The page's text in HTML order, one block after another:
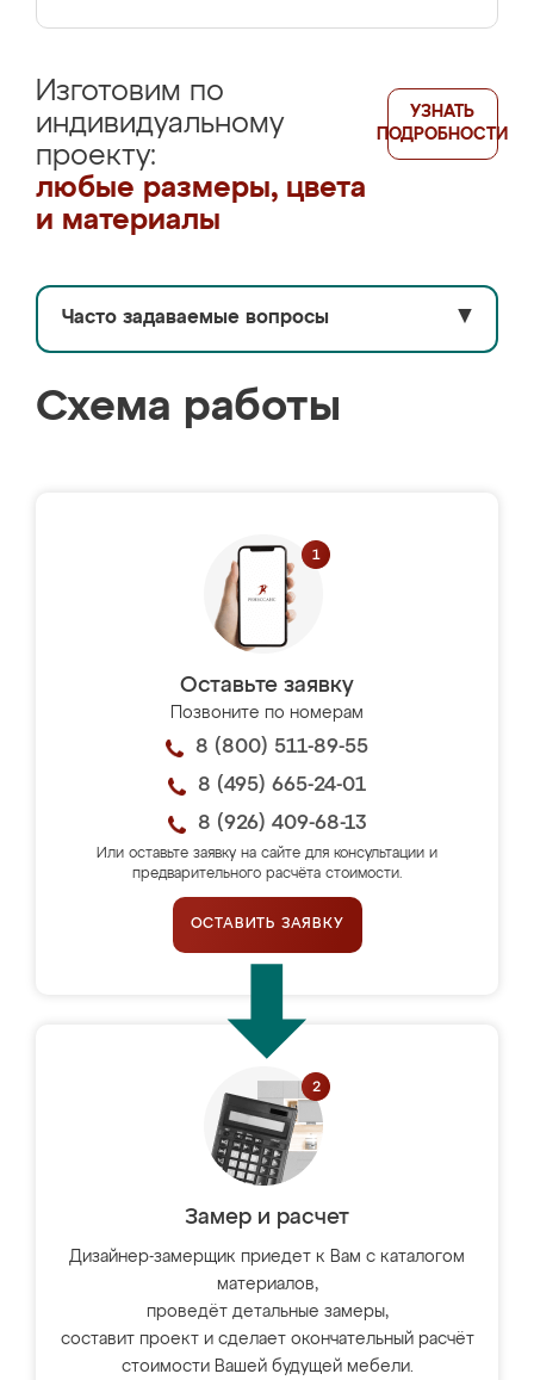
Изготовим по
индивидуальному
проекту:
любые размеры, цвета
и материалы
УЗНАТЬ
ПОДРОБНОСТИ
Часто задаваемые вопросы ▼
Схема работы
Оставьте заявку
Позвоните по номерам
8 (800) 511-89-55
8 (495) 665-24-01
8 (926) 409-68-13
Или оставьте заявку на сайте для консультации и
предварительного расчёта стоимости.
ОСТАВИТЬ ЗАЯВКУ
Замер и расчет
Дизайнер-замерщик приедет к Вам с каталогом
материалов,
проведёт детальные замеры,
составит проект и сделает окончательный расчёт
стоимости Вашей будущей мебели.